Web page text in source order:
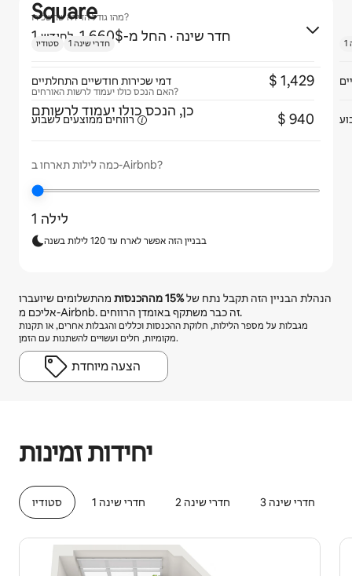
מהו גודל הדירה שתשכירו?
1 חדר שינה לחודש
האם הנכס כולו יעמוד לרשות האורחים?
כן, הנכס כולו יעמוד לרשותם
כמה לילות תארחו ב-Airbnb?
1 לילה
בבניין הזה אפשר לארח עד 120 לילות בשנה
הנהלת הבניין הזה תקבל נתח של15%מההכנסות מהתשלומים שיועברו
אליכם מ-Airbnb. זה כבר משתקף באומדן הרווחים.
מגבלות על מספר הלילות, חלוקת ההכנסות וכללים והגבלות אחרים, או תקנות
מקומיות, חלים ועשויים להשתנות עם הזמן.
הצעה מיוחדת
יחידות זמינות
סטודיו 1 חדרי שינה 2 חדרי שינה 3 חדרי שינה
Square
סטודיו 1 חדרי שינה
דמי שכירות חודשיים התחלתיים
רווחים ממוצעים לשבוע